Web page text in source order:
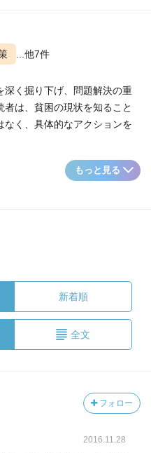
...他7件
深く掘り下げ、問題解決の重
は、貧困の現状を知ること
なく、具体的なアクションを
もっと見る
新着順
全文
フォロー
2016.11.28